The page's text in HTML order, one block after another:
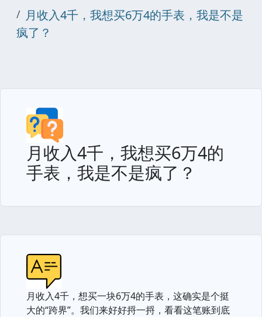
月收入4千，我想买6万4的手表，我是不是
疯了？
月收入4千，我想买6万4的
手表，我是不是疯了？
月收入4千，想买一块6万4的手表，这确实是个挺
大的“跨界”。我们来好好捋一捋，看看这笔账到底